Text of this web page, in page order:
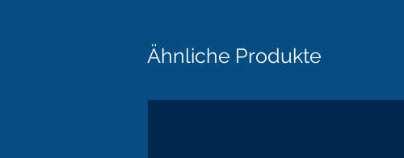
Ähnliche Produkte